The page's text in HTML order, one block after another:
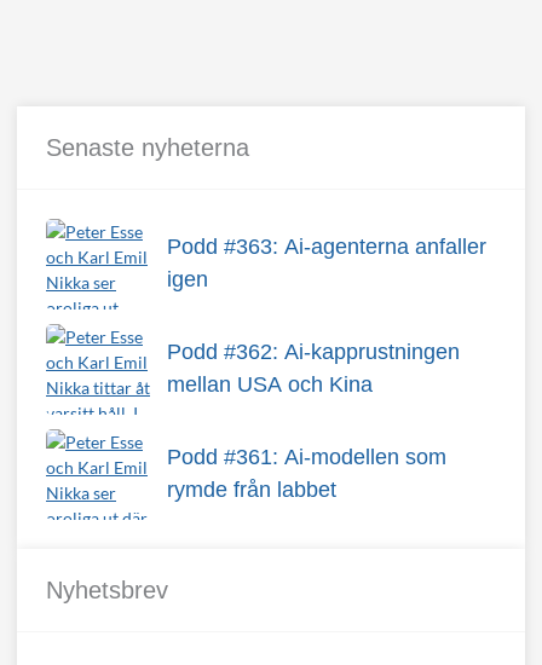
Senaste nyheterna
Podd #363: Ai-agenterna anfaller
igen
Podd #362: Ai-kapprustningen
mellan USA och Kina
Podd #361: Ai-modellen som
rymde från labbet
Nyhetsbrev